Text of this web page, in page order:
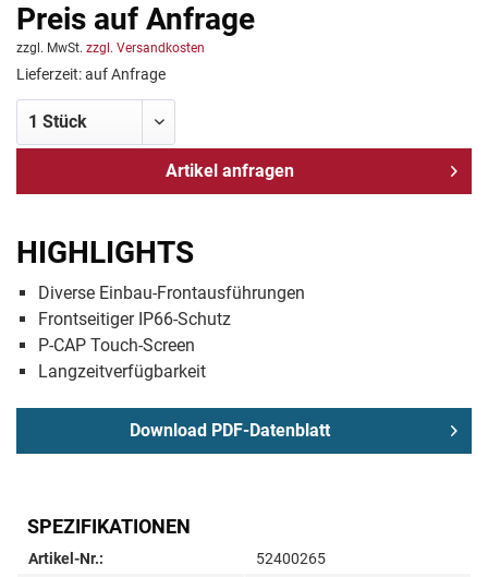
Preis auf Anfrage
zzgl. MwSt. zzgl. Versandkosten
Lieferzeit: auf Anfrage
Artikel anfragen
HIGHLIGHTS
Diverse Einbau-Frontausführungen
Frontseitiger IP66-Schutz
P-CAP Touch-Screen
Langzeitverfügbarkeit
Download PDF-Datenblatt
SPEZIFIKATIONEN
Artikel-Nr.:
52400265